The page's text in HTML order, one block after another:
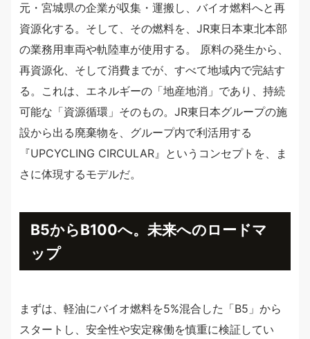
元・宮城県の企業が収集・運搬し、バイオ燃料へと再
資源化する。そして、その燃料を、JR東日本東北本部
の業務用車両や軌陸車が使用する。 原料の発生から、
再資源化、そして消費までが、すべて地域内で完結す
る。これは、エネルギーの「地産地消」であり、持続
可能な「資源循環」そのもの。JR東日本グループの施
設から出る廃棄物を、グループ内で利活用する
『UPCYCLING CIRCULAR』というコンセプトを、ま
さに体現するモデルだ。
B5からB100へ。未来へのロードマ
ップ
まずは、軽油にバイオ燃料を5%混合した「B5」から
スタートし、安全性や安定稼働を慎重に検証してい